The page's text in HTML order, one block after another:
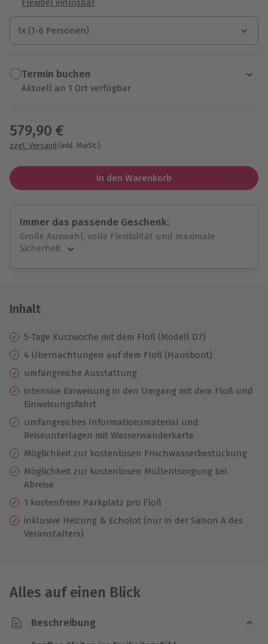
Flexibel einlösbar
1x (1-6 Personen)
1x (1-6 Personen)
1x (1-6 Personen)
Termin buchen
Aktuell an 1 Ort verfügbar
579,90 €
zzgl. Versand (inkl. MwSt.)
In den Warenkorb
Immer das passende Geschenk:
Große Auswahl, volle Flexibilität und maximale
Sicherheit
Jeder Gutschein für alle Erlebnisse einlösbar.
10 Jahre gültig & verlängerbar.
Inhalt
5-Tage Kurzwoche mit dem Floß (Modell D7)
4 Übernachtungen auf dem Floß (Hausboot)
umfangreiche Ausstattung
intensive Einweisung in den Umgang mit dem Floß und
Einweisungsfahrt
umfangreiches Informationsmaterial und
Reiseunterlagen mit Wasserwanderkarte
Möglichkeit zur kostenlosen Frischwasserbestückung
Möglichkeit zur kostenlosen Müllentsorgung bei
Abreise
1 kostenfreier Parkplatz pro Floß
inklusive Heizung & Echolot (nur in der Saison A des
Veranstalters)
Alles auf einen Blick
Beschreibung